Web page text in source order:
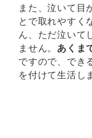
また、泣いて目
とで取れやすく
ん、ただ泣いて
ません。 あくま
ですので、でき
を付けて生活し